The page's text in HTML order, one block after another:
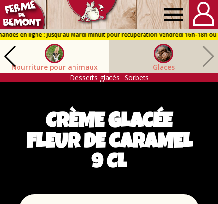
Ferme
Bémont
Nourriture pour animaux
Glaces
Desserts glacés Sorbets
CRÈME GLACÉE
FLEUR DE CARAMEL
9 CL